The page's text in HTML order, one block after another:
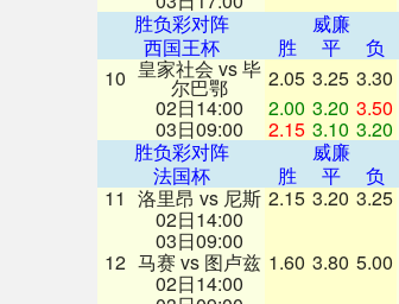
胜负彩对阵
威廉
西国王杯
胜 平 负
10 皇家社会 vs 毕
尔巴鄂 2.05 3.25 3.30
02日14:00
2.00 3.20 3.50
03日09:00 2.15 3.10 3.20
胜负彩对阵
威廉
法国杯
胜 平 负
11 洛里昂 vs 尼斯 2.15 3.20 3.25
02日14:00
03日09:00
12 马赛 vs 图卢兹 1.60 3.80 5.00
02日14:00